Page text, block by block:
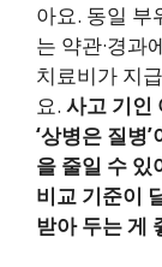
아요. 동일 부
는 약관·경과
치료비가 지
요. 사고 기인
‘상병은 질병
을 줄일 수 있
비교 기준이
받아 두는 게